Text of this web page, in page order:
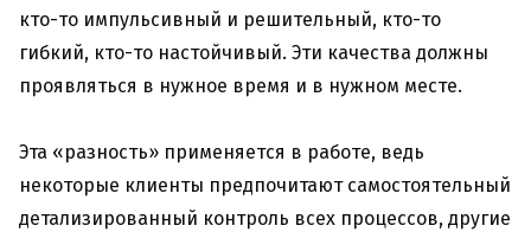
кто-то импульсивный и решительный, кто-то
гибкий, кто-то настойчивый. Эти качества должны
проявляться в нужное время и в нужном месте.
Эта «разность» применяется в работе, ведь
некоторые клиенты предпочитают самостоятельный
детализированный контроль всех процессов, другие